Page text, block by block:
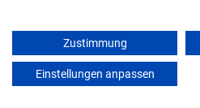
Start: Oktober 2026
Freie Plätze: 1
Zustimmung
Einstellungen anpassen